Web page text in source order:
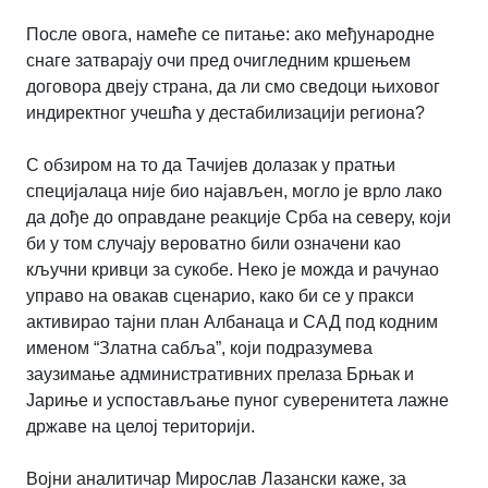
После овога, намеће се питање: ако међународне
снаге затварају очи пред очигледним кршењем
договора двеју страна, да ли смо сведоци њиховог
индиректног учешћа у дестабилизацији региона?
С обзиром на то да Тачијев долазак у пратњи
специјалаца није био најављен, могло је врло лако
да дође до оправдане реакције Срба на северу, који
би у том случају вероватно били означени као
кључни кривци за сукобе. Неко је можда и рачунао
управо на овакав сценарио, како би се у пракси
активирао тајни план Албанаца и САД под кодним
именом “Златна сабља”, који подразумева
заузимање административних прелаза Брњак и
Јариње и успостављање пуног суверенитета лажне
државе на целој територији.
Војни аналитичар Мирослав Лазански каже, за